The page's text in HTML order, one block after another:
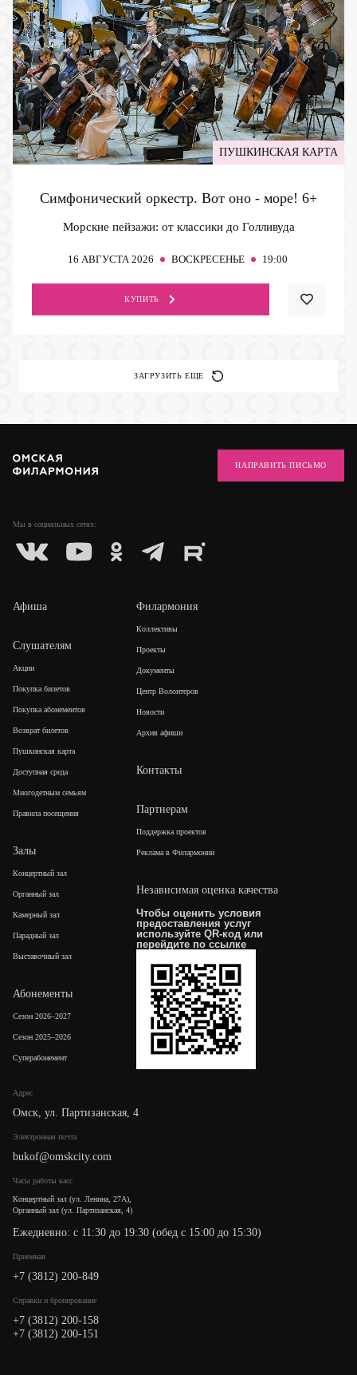
ПУШКИНСКАЯ КАРТА
Симфонический оркестр. Вот оно - море! 6+
Морские пейзажи: от классики до Голливуда
16 АВГУСТА 2026 ВОСКРЕСЕНЬЕ 19:00
КУПИТЬ
ЗАГРУЗИТЬ ЕЩЕ
Мы в социальных сетях:
НАПРАВИТЬ ПИСЬМО
Адрес
Омск, ул. Партизанская, 4
Электронная почта
bukof@omskcity.com
Часы работы касс
Концертный зал (ул. Ленина, 27А),
Органный зал (ул. Партизанская, 4)
Ежедневно: с 11:30 до 19:30 (обед с 15:00 до 15:30)
Приемная
+7 (3812) 200-849
Cправки и бронирование
+7 (3812) 200-158
+7 (3812) 200-151
Афиша
Слушателям
Акции
Покупка билетов
Покупка абонементов
Возврат билетов
Пушкинская карта
Доступная среда
Многодетным семьям
Правила посещения
Залы
Концертный зал
Органный зал
Камерный зал
Парадный зал
Выставочный зал
Абонементы
Сезон 2026–2027
Сезон 2025–2026
Суперабонемент
Филармония
Коллективы
Проекты
Документы
Центр Волонтеров
Новости
Архив афиши
Контакты
Партнерам
Поддержка проектов
Реклама в Филармонии
Независимая оценка качества
Чтобы оценить условия
предоставления услуг
используйте QR-код или
перейдите по ссылке